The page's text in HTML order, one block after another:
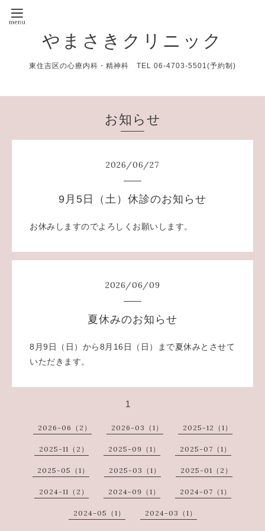
やまさきクリニック
東住吉区の心療内科・精神科 TEL 06-4703-5501(予約制)
お知らせ
2026/06/27
9月5日（土）休診のお知らせ
お休みしますのでよろしくお願いします。
2026/06/09
夏休みのお知らせ
8月9日（日）から8月16日（日）まで夏休みとさせて
いただきます。
1
2026-06（2） 2026-03（1） 2025-12（1）
2025-11（2） 2025-09（1） 2025-07（1）
2025-05（1） 2025-03（1） 2025-01（2）
2024-11（2） 2024-09（1） 2024-07（1）
2024-05（1） 2024-03（1）